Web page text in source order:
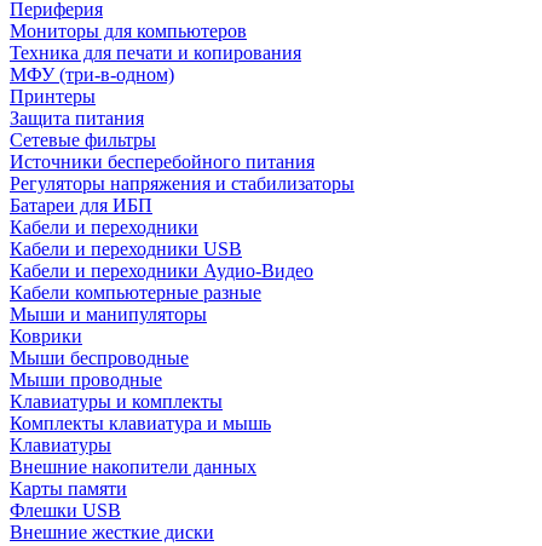
Периферия
Мониторы для компьютеров
Техника для печати и копирования
МФУ (три-в-одном)
Принтеры
Защита питания
Сетевые фильтры
Источники бесперебойного питания
Регуляторы напряжения и стабилизаторы
Батареи для ИБП
Кабели и переходники
Кабели и переходники USB
Кабели и переходники Аудио-Видео
Кабели компьютерные разные
Мыши и манипуляторы
Коврики
Мыши беспроводные
Мыши проводные
Клавиатуры и комплекты
Комплекты клавиатура и мышь
Клавиатуры
Внешние накопители данных
Карты памяти
Флешки USB
Внешние жесткие диски